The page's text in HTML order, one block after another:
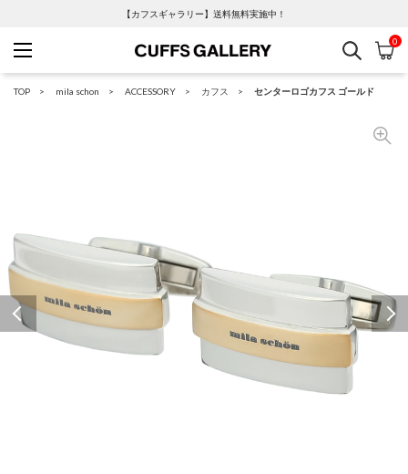
【カフスギャラリー】送料無料実施中！
Cuffs Gallery
検索 カ
0
TOP mila schon ACCESSORY カフス センターロゴカフス ゴールド
Previous